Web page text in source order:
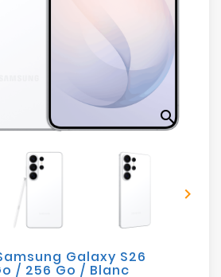
search

Galaxy S26
/ 256 Go / Blanc